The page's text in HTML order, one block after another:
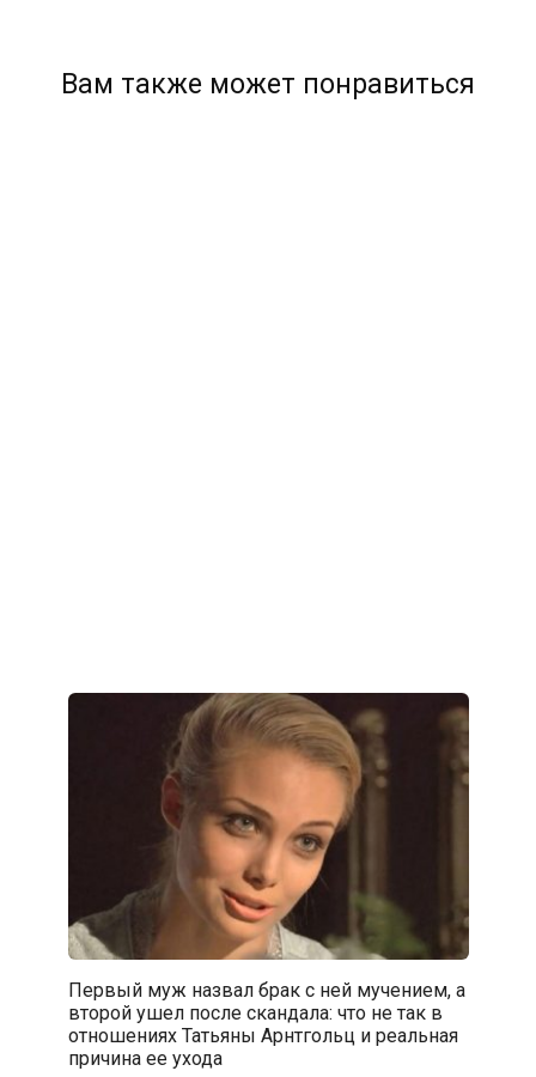
Вам также может понравиться
Первый муж назвал брак с ней мучением, а
второй ушел после скандала: что не так в
отношениях Татьяны Арнтгольц и реальная
причина ее ухода